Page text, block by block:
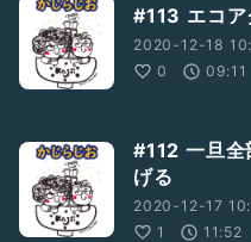
#113 エコア
2020-12-18
0
09:11
#112 一旦全
げる
2020-12-17
1
11:52